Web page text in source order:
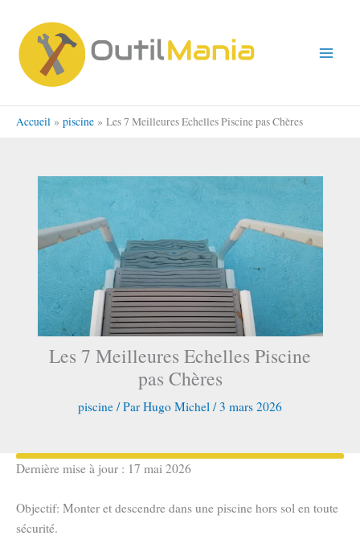
contenu
Accueil piscine Les 7 Meilleures Echelles Piscine pas Chères
Les 7 Meilleures Echelles Piscine
pas Chères
piscine / Par Hugo Michel /3 mars 2026
Dernière mise à jour : 17 mai 2026
Objectif: Monter et descendre dans une piscine hors sol en toute
sécurité.